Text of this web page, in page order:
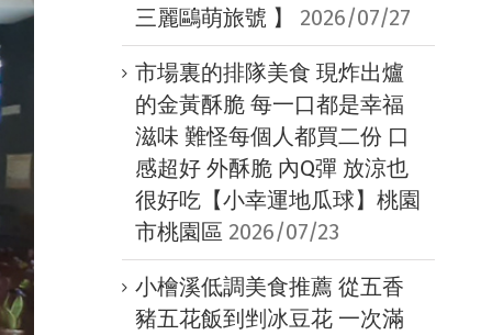
三麗鷗萌旅號 】
2026/07/27
市場裏的排隊美食 現炸出爐
的金黃酥脆 每一口都是幸福
滋味 難怪每個人都買二份 口
感超好 外酥脆 內Q彈 放涼也
很好吃【小幸運地瓜球】桃園
市桃園區 2026/07/23
小檜溪低調美食推薦 從五香
豬五花飯到剉冰豆花 一次滿